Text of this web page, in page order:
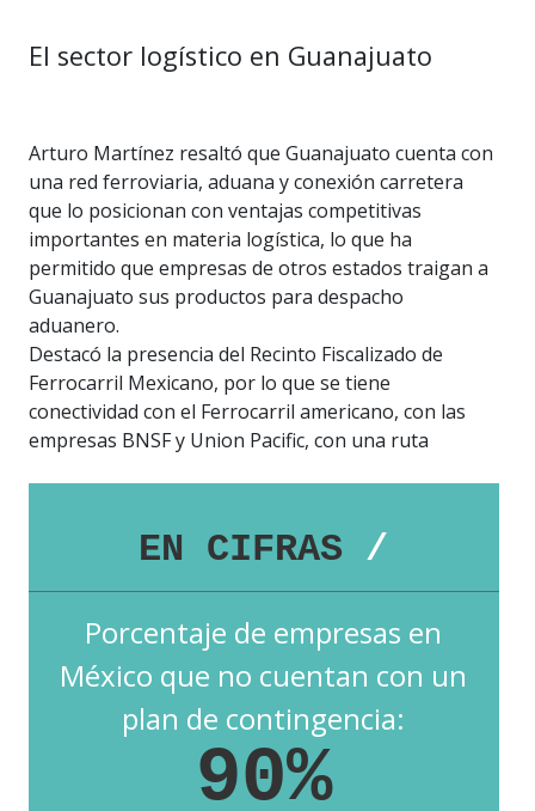
El sector logístico en Guanajuato
Arturo Martínez resaltó que Guanajuato cuenta con
una red ferroviaria, aduana y conexión carretera
que lo posicionan con ventajas competitivas
importantes en materia logística, lo que ha
permitido que empresas de otros estados traigan a
Guanajuato sus productos para despacho
aduanero.
Destacó la presencia del Recinto Fiscalizado de
Ferrocarril Mexicano, por lo que se tiene
conectividad con el Ferrocarril americano, con las
empresas BNSF
EN CIFRAS /
Porcentaje de empresas en
México que no cuentan con un
plan de contingencia:
90%
y Union Pacific, con una ruta